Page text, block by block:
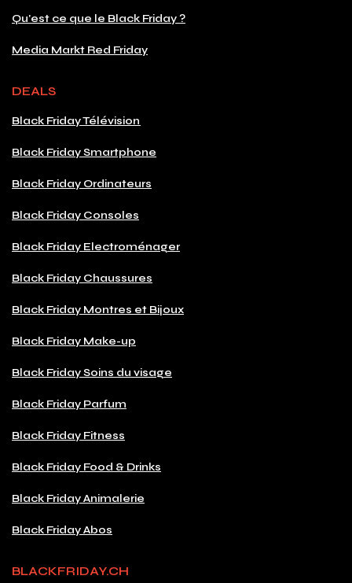
Qu'est ce que le Black Friday ?
Media Markt Red Friday
DEALS
Black Friday Télévision
Black Friday Smartphone
Black Friday Ordinateurs
Black Friday Consoles
Black Friday Electroménager
Black Friday Chaussures
Black Friday Montres et Bijoux
Black Friday Make-up
Black Friday Soins du visage
Black Friday Parfum
Black Friday Fitness
Black Friday Food & Drinks
Black Friday Animalerie
Black Friday Abos
BLACKFRIDAY.CH